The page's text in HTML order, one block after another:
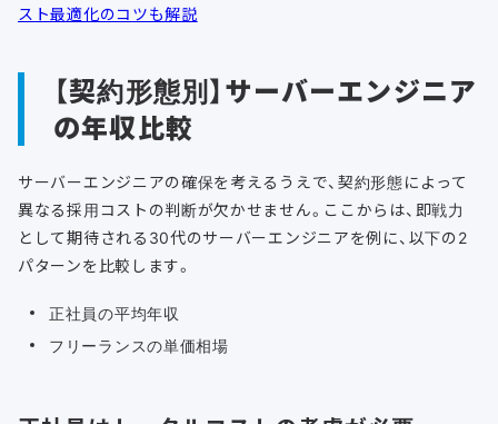
スト最適化のコツも解説
【契約形態別】サーバーエンジニア
の年収比較
サーバーエンジニアの確保を考えるうえで、契約形態によって
異なる採用コストの判断が欠かせません。ここからは、即戦力
として期待される30代のサーバーエンジニアを例に、以下の2
パターンを比較します。
正社員の平均年収
フリーランスの単価相場